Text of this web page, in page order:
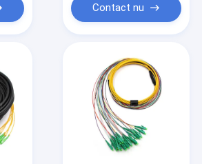
Contact nu